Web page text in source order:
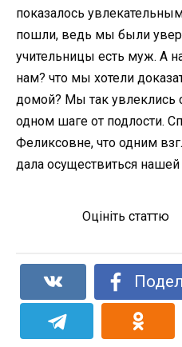
показалось
пошли, ведь мы были
учительницы есть муж. А
нам? что мы хотели
домой? Мы так увлеклись
одном шаге от подлости.
Феликсовне, что одним
дала осуществиться нашей
Оцініть статтю